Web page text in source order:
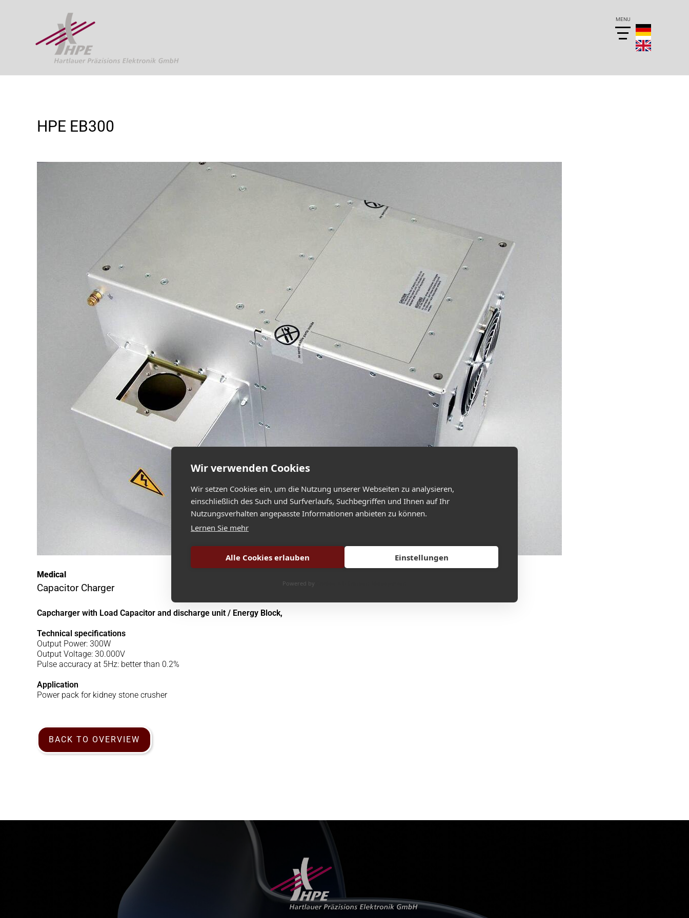
HPE EB300
Medical
Capacitor Charger
Capcharger with Load Capacitor and discharge unit / Energy Block,
Technical specifications
Output Power: 300W
Output Voltage: 30.000V
Pulse accuracy at 5Hz: better than 0.2%
Application
Power pack for kidney stone crusher
BACK TO OVERVIEW
Wir verwenden Cookies
Wir setzen Cookies ein, um die Nutzung unserer Webseiten zu analysieren,
einschließlich des Such und Surfverlaufs, Suchbegriffen und Ihnen auf Ihr
Nutzungsverhalten angepasste Informationen anbieten zu können.
Lernen Sie mehr
Alle Cookies erlauben Einstellungen
Powered by